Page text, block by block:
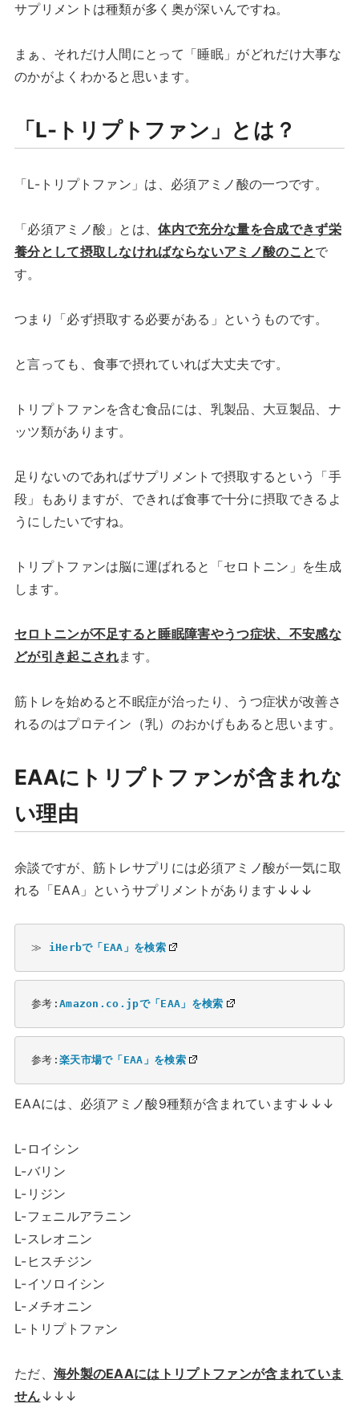
サプリメントは種類が多く奥が深いんですね。
まぁ、それだけ人間にとって「睡眠」がどれだけ大事な
のかがよくわかると思います。
「L-トリプトファン」とは？
「L-トリプトファン」は、必須アミノ酸の一つです。
「必須アミノ酸」とは、体内で充分な量を合成できず栄
養分として摂取しなければならないアミノ酸のことで
す。
つまり「必ず摂取する必要がある」というものです。
と言っても、食事で摂れていれば大丈夫です。
トリプトファンを含む食品には、乳製品、大豆製品、ナ
ッツ類があります。
足りないのであればサプリメントで摂取するという「手
段」もありますが、できれば食事で十分に摂取できるよ
うにしたいですね。
トリプトファンは脳に運ばれると「セロトニン」を生成
します。
セロトニンが不足すると睡眠障害やうつ症状、不安感な
どが引き起こされます。
筋トレを始めると不眠症が治ったり、うつ症状が改善さ
れるのはプロテイン（乳）のおかげもあると思います。
EAAにトリプトファンが含まれな
い理由
余談ですが、筋トレサプリには必須アミノ酸が一気に取
れる「EAA」というサプリメントがあります↓↓↓
≫ iHerbで「EAA」を検索
参考: Amazon.co.jpで「EAA」を検索
参考: 楽天市場で「EAA」を検索
EAAには、必須アミノ酸9種類が含まれています↓↓↓
L-ロイシン
L-バリン
L-リジン
L-フェニルアラニン
L-スレオニン
L-ヒスチジン
L-イソロイシン
L-メチオニン
L-トリプトファン
ただ、 海外製のEAAにはトリプトファンが含まれていま
せん↓↓↓